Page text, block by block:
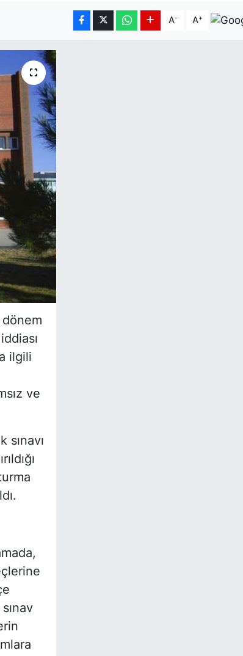
A- A+
ilgili
ve